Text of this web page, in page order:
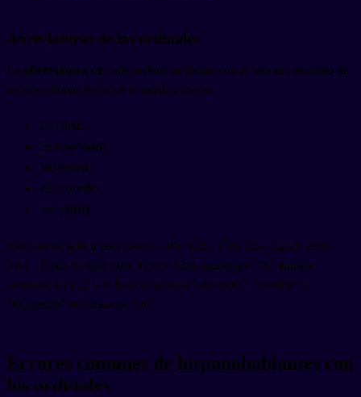
Abreviaturas de los ordinales
La abreviatura de cada ordinal se forma con el número seguido de
las dos últimas letras de la palabra escrita:
1st (first)
2nd (second)
3rd (third)
4th (fourth)
5th (fifth)
Este patrón aplica para todos: 11th, 12th, 13th, 21st, 22nd, 23rd,
31st... Fíjate en que 11th, 12th y 13th mantienen "th" aunque
terminen en 1, 2 o 3. Esto es porque "eleventh", "twelfth" y
"thirteenth" terminan en "th".
Errores comunes de hispanohablantes con
los ordinales